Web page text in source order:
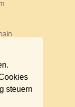
steuern